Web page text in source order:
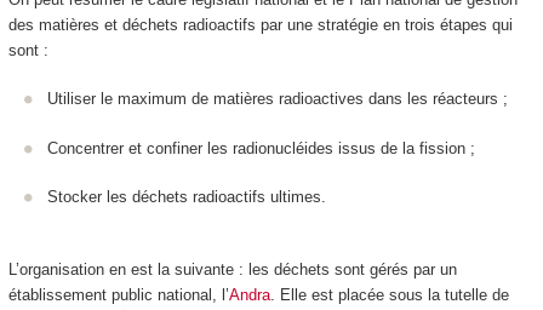
des matières et déchets radioactifs par une stratégie en trois étapes qui
sont :
Utiliser le maximum de matières radioactives dans les réacteurs ;
Concentrer et confiner les radionucléides issus de la fission ;
Stocker les déchets radioactifs ultimes.
L’organisation en est la suivante : les déchets sont gérés par un
établissement public national, l’Andra. Elle est placée sous la tutelle de